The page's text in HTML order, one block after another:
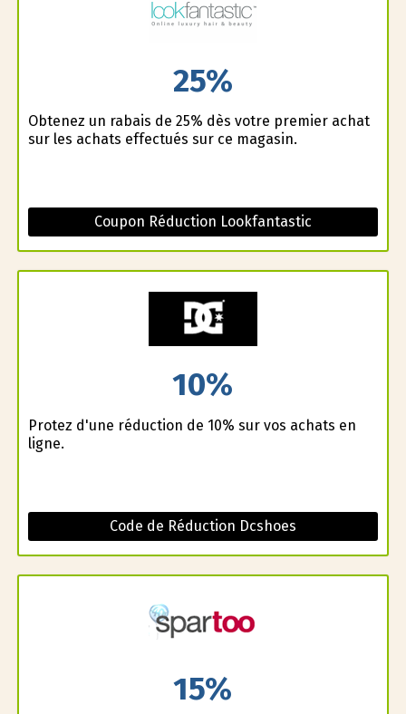
25%
Obtenez un rabais de 25% dès votre premier achat
sur les achats effectués sur ce magasin.
Coupon Réduction Lookfantastic
10%
Profitez d'une réduction de 10% sur vos achats en
ligne.
Code de Réduction Dcshoes
15%